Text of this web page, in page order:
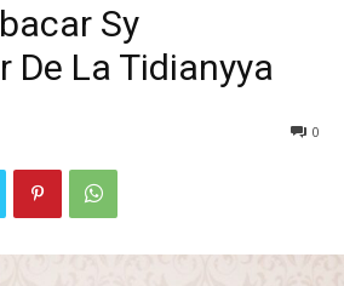
Sy
De La Tidianyya
0